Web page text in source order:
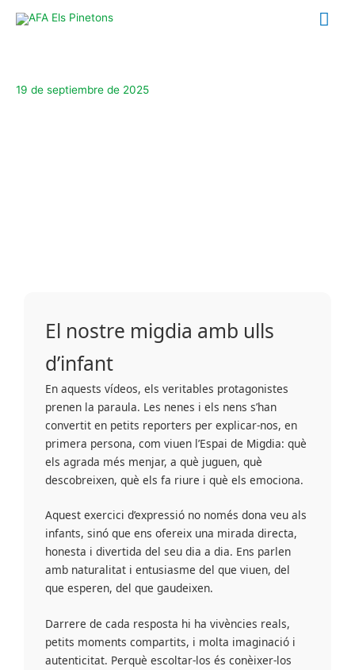
19 de septiembre de 2025
El nostre migdia amb ulls
d’infant
En aquests vídeos, els veritables protagonistes
prenen la paraula. Les nenes i els nens s’han
convertit en petits reporters per explicar-nos, en
primera persona, com viuen l’Espai de Migdia: què
els agrada més menjar, a què juguen, què
descobreixen, què els fa riure i què els emociona.
Aquest exercici d’expressió no només dona veu als
infants, sinó que ens ofereix una mirada directa,
honesta i divertida del seu dia a dia. Ens parlen
amb naturalitat i entusiasme del que viuen, del
que esperen, del que gaudeixen.
Darrere de cada resposta hi ha vivències reals,
petits moments compartits, i molta imaginació i
autenticitat. Perquè escoltar-los és conèixer-los